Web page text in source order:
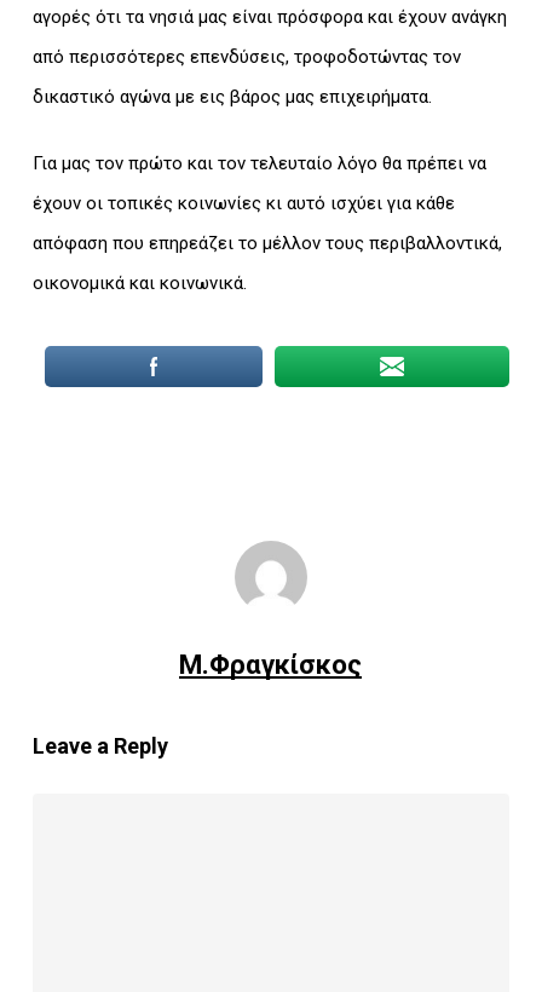
αγορές ότι τα νησιά μας είναι πρόσφορα και έχουν ανάγκη
από περισσότερες επενδύσεις, τροφοδοτώντας τον
δικαστικό αγώνα με εις βάρος μας επιχειρήματα.
Για μας τον πρώτο και τον τελευταίο λόγο θα πρέπει να
έχουν οι τοπικές κοινωνίες κι αυτό ισχύει για κάθε
απόφαση που επηρεάζει το μέλλον τους περιβαλλοντικά,
οικονομικά και κοινωνικά.
Μ.Φραγκίσκος
Leave a Reply